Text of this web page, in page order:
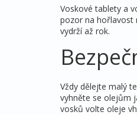
Voskové tablety a
pozor na hořlavost
vydrží až rok.
Vždy dělejte malý
vyhněte se olejům
vosků volte oleje